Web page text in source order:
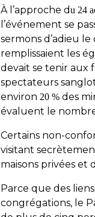
À l’approche du 24
l’événement se
sermons d’adieu
remplissaient les
devait se tenir aux
spectateurs
environ20 %des
évaluent le
Certains non-
visitant
maisons privées et
Parce que des
congrégations, le